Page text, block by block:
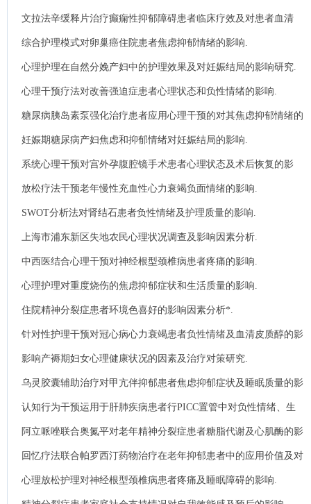
文拉法辛缓释片治疗癫痫性抑郁障碍患者临床疗效及对患者血清
DA、5-HT和炎症因子水平影响.
综合护理模式对卵巢癌住院患者焦虑抑郁情绪的影响.
心理护理在自然分娩产妇中的护理效果及对妊娠结局的影响研究.
心理干预疗法对改善强迫症患者心理状态和负性情绪的影响.
糖尿病胰岛素泵强化治疗患者应用心理干预的对其焦虑抑郁情绪的
影响.
妊娠期糖尿病产妇焦虑和抑郁情绪对妊娠结局的影响.
系统心理干预对宫外孕腹腔镜手术患者心理状态及术后恢复的影
响.
放松疗法干预老年慢性充血性心力衰竭负面情绪的影响.
SWOT分析法对肾结石患者负性情绪及护理质量的影响.
上海市浦东新区失地农民心理状况调查及影响因素分析.
中西医结合心理干预对神经根型颈椎病患者疼痛的影响.
心理护理对重度烧伤的焦虑抑郁症状和生活质量的影响.
住院精神分裂症患者环境色喜好的影响因素分析*.
针对性护理干预对冠心病心力衰竭患者负性情绪及血清皮质醇的影
响.
影响产褥期妇女心理健康状况的因素及治疗对策研究.
乌灵胶囊辅助治疗对甲亢伴抑郁患者焦虑抑郁症状及睡眠质量的影
响.
认知行为干预运用于肝肺疾病患者行PICC置管中对负性情绪、生
活质量及并发症的影响.
阿立哌唑联合奥氮平对老年精神分裂症患者糖脂代谢及心肌酶的影
响.
回忆疗法联合帕罗西汀药物治疗在老年抑郁患者中的应用价值及对
患者生活质量的影响.
心理放松护理对神经根型颈椎病患者疼痛及睡眠障碍的影响.